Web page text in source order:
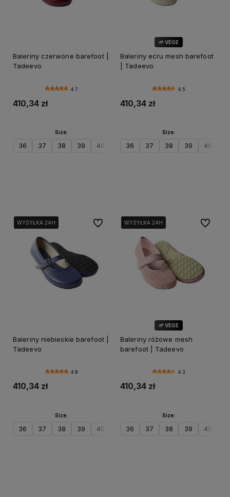
Baleriny czerwone barefoot |
Tadeevo
4.7
410,34 zł
Size:
36 37 38 39 40
🌱 VEGE
Baleriny ecru mesh barefoot
| Tadeevo
4.5
410,34 zł
Size:
36 37 38 39 40
WYSYŁKA 24H
WYSYŁKA 24H
WYSYŁKA 24H
Baleriny niebieskie barefoot |
Tadeevo
4.9
410,34 zł
Size:
36 37 38 39 40
Do ulubionych
🌱 VEGE
WYSYŁKA 24H
WYSYŁKA 24H
WYSYŁKA 24H
Baleriny różowe mesh
barefoot | Tadeevo
4.3
410,34 zł
Size:
36 37 38 39 40
Do